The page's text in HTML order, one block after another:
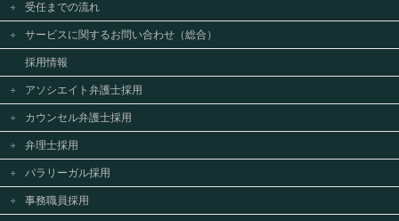
受任までの流れ
サービスに関するお問い合わせ（総合）
採用情報
アソシエイト弁護士採用
カウンセル弁護士採用
弁理士採用
パラリーガル採用
事務職員採用